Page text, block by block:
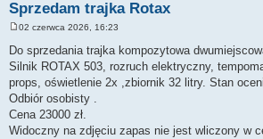
Sprzedam trajka Rotax
s
02 czerwca 2026, 16:23
Do sprzedania trajka kompozytowa
Silnik ROTAX 503, rozruch elektryczny,
props, oświetlenie 2x ,zbiornik 32 litry. Stan
Odbiór osobisty .
Cena 23000 zł.
Widoczny na zdjęciu zapas nie jest wliczony w